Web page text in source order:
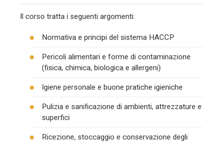
Il corso tratta i seguenti argomenti:
Normativa e principi del sistema HACCP
Pericoli alimentari e forme di contaminazione
(fisica, chimica, biologica e allergeni)
Igiene personale e buone pratiche igieniche
Pulizia e sanificazione di ambienti, attrezzature e
superfici
Ricezione, stoccaggio e conservazione degli